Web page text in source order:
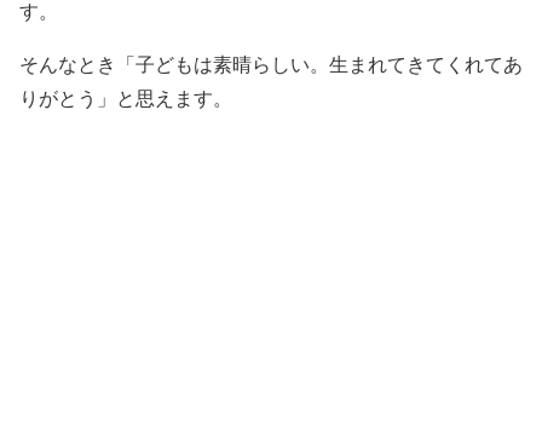
す。
そんなとき「子どもは素晴らしい。生まれてきてくれてあ
りがとう」と思えます。